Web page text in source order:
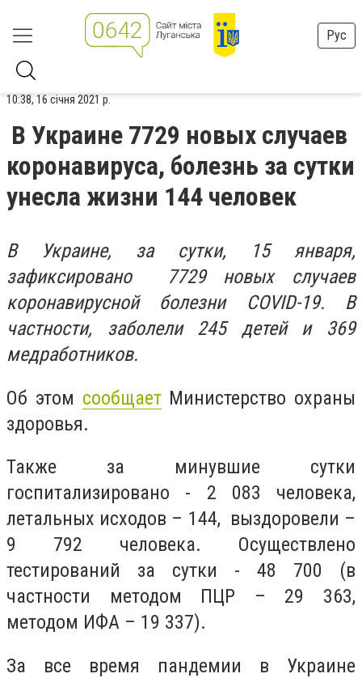
Рус
10:38, 16 січня 2021 р.
В Украине 7729 новых случаев
коронавируса, болезнь за сутки
унесла жизни 144 человек
В Украине, за сутки, 15 января,
зафиксировано 7729 новых случаев
коронавирусной болезни COVID-19. В
частности, заболели 245 детей и 369
медработников.
Об этом сообщаетМинистерство охраны
здоровья.
Также за минувшие сутки
госпитализировано - 2 083 человека,
летальных исходов – 144, выздоровели –
9 792 человека. Осуществлено
тестирований за сутки - 48 700 (в
частности методом ПЦР – 29 363,
методом ИФА – 19 337).
За все время пандемии в Украине